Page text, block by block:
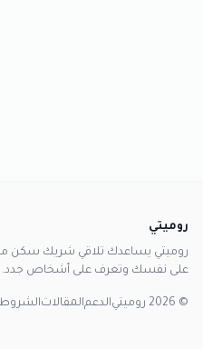
روميتي
روميتي يساعدك تلاقي شريك سكن
على نفسك وتعرف على أشخاص جدد.
© 2026 روميتي الدعمالمقالاتالشروط